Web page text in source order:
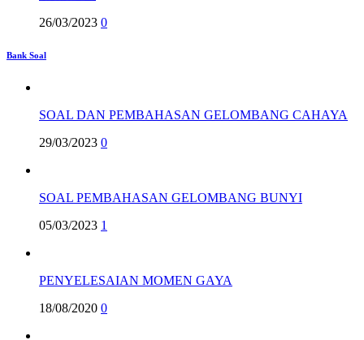
26/03/2023 0
Bank Soal
SOAL DAN PEMBAHASAN GELOMBANG CAHAYA
29/03/2023 0
SOAL PEMBAHASAN GELOMBANG BUNYI
05/03/2023 1
PENYELESAIAN MOMEN GAYA
18/08/2020 0